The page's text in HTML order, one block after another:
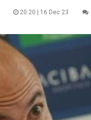
20:20 | 16 Dec 23